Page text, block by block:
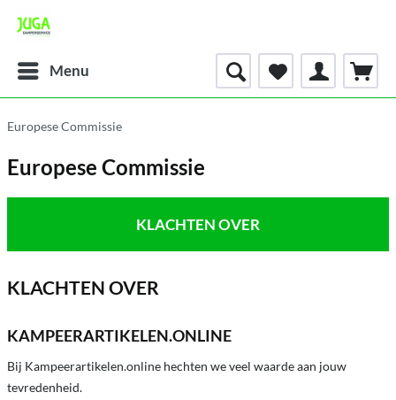
Menu
Europese Commissie
Europese Commissie
KLACHTEN OVER
KLACHTEN OVER
KAMPEERARTIKELEN.ONLINE
Bij Kampeerartikelen.online hechten we veel waarde aan jouw
tevredenheid.